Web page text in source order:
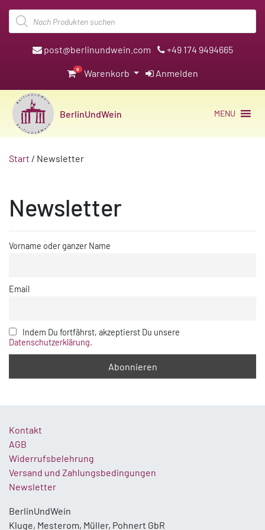
Products
search
post@berlinundwein.com +49 174 9494665
0 Warenkorb Anmelden
BerlinUndWein MENU
Start / Newsletter
Newsletter
Vorname oder ganzer Name
Email
Indem Du fortfährst, akzeptierst Du unsere
Datenschutzerklärung.
Kontakt
AGB
Widerrufsbelehrung
Versand und Zahlungsbedingungen
Newsletter
BerlinUndWein
Kluge, Mesterom, Müller, Pohnert GbR